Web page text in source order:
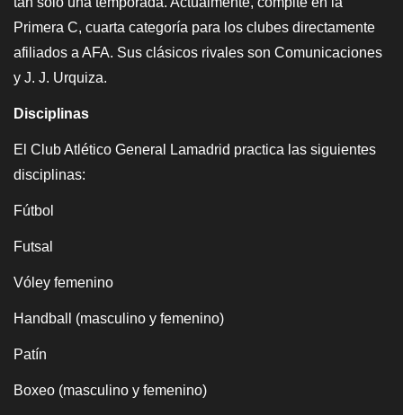
Primera C, cuarta categoría para los clubes directamente
afiliados a AFA. Sus clásicos rivales son Comunicaciones
y J. J. Urquiza.
Disciplinas
El Club Atlético General Lamadrid practica las siguientes
disciplinas:
Fútbol
Futsal
Vóley femenino
Handball (masculino y femenino)
Patín
Boxeo (masculino y femenino)